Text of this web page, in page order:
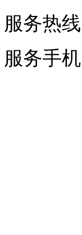
服务热
服务手